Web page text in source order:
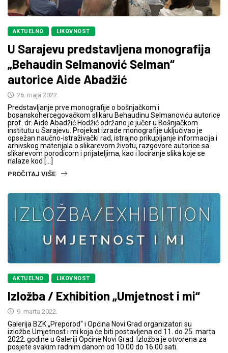
AKTUELNO LIKOVNOST
U Sarajevu predstavljena monografija
„Behaudin Selmanović Selman“
autorice Aide Abadžić
26. maja 2022.
Predstavljanje prve monografije o bošnjačkom i
bosanskohercegovačkom slikaru Behaudinu Selmanoviću autorice
prof. dr. Aide Abadžić Hodžić održano je jučer u Bošnjačkom
institutu u Sarajevu. Projekat izrade monografije uključivao je
opsežan naučno-istraživački rad, istrajno prikupljanje informacija i
arhivskog materijala o slikarevom životu, razgovore autorice sa
slikarevom porodicom i prijateljima, kao i lociranje slika koje se
nalaze kod […]
PROČITAJ VIŠE
AKTUELNO LIKOVNOST
Izložba / Exhibition „Umjetnost i mi“
9. marta 2022.
Galerija BZK „Preporod“ i Općina Novi Grad organizatori su
izložbe Umjetnost i mi koja će biti postavljena od 11. do 25. marta
2022. godine u Galeriji Općine Novi Grad. Izložba je otvorena za
posjete svakim radnim danom od 10.00 do 16.00 sati.